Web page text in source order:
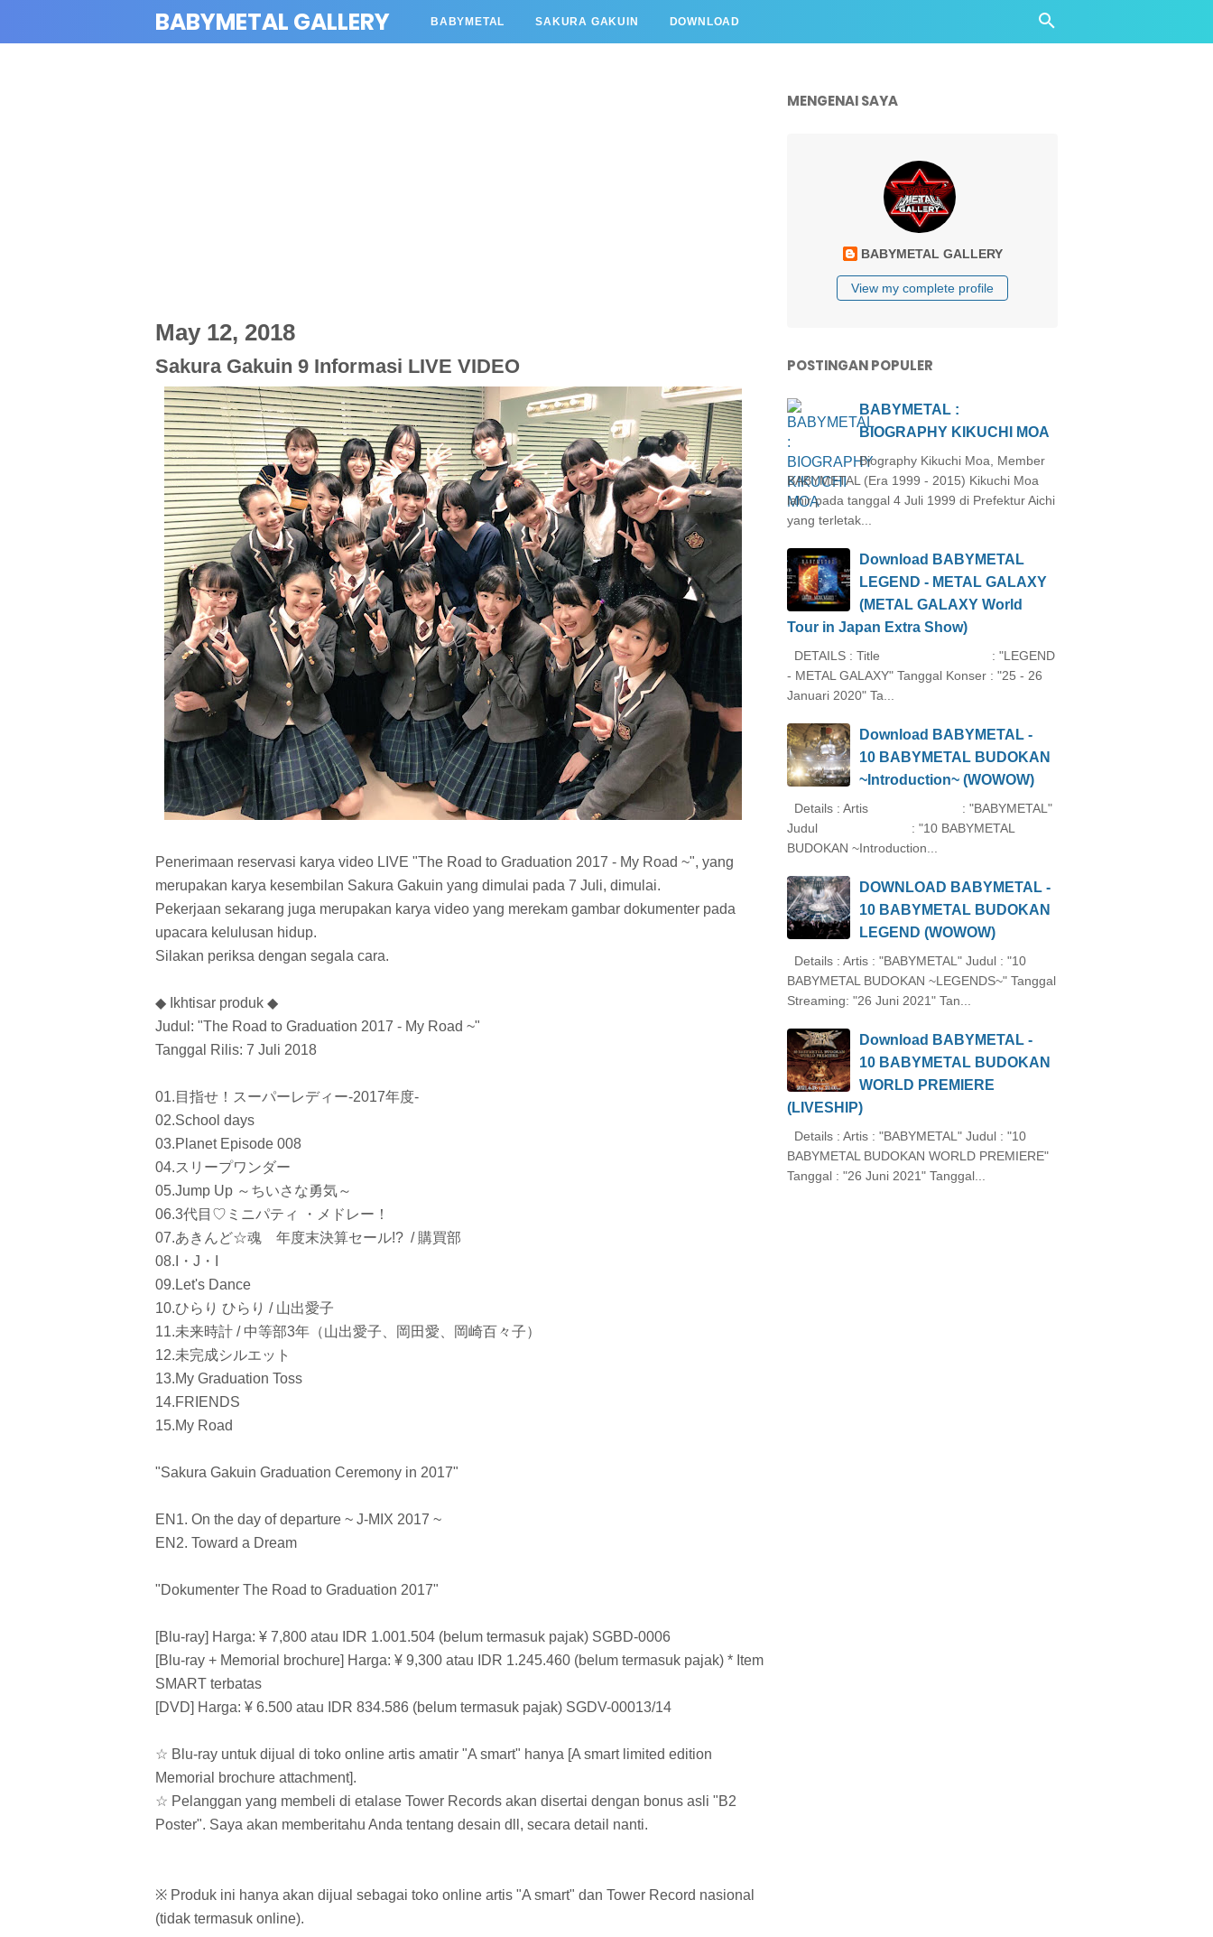
BABYMETAL GALLERY BABYMETAL SAKURA GAKUIN DOWNLOAD
May 12, 2018
Sakura Gakuin 9 Informasi LIVE VIDEO
Penerimaan reservasi karya video LIVE "The Road to Graduation 2017 - My Road ~", yang
merupakan karya kesembilan Sakura Gakuin yang dimulai pada 7 Juli, dimulai.
Pekerjaan sekarang juga merupakan karya video yang merekam gambar dokumenter pada
upacara kelulusan hidup.
Silakan periksa dengan segala cara.
◆ Ikhtisar produk ◆
Judul: "The Road to Graduation 2017 - My Road ~"
Tanggal Rilis: 7 Juli 2018
01.目指せ！スーパーレディー-2017年度-
02.School days
03.Planet Episode 008
04.スリープワンダー
05.Jump Up ～ちいさな勇気～
06.3代目♡ミニパティ ・メドレー！
07.あきんど☆魂 年度末決算セール!? / 購買部
08.I・J・I
09.Let's Dance
10.ひらり ひらり / 山出愛子
11.未来時計 / 中等部3年（山出愛子、岡田愛、岡崎百々子）
12.未完成シルエット
13.My Graduation Toss
14.FRIENDS
15.My Road
"Sakura Gakuin Graduation Ceremony in 2017"
EN1. On the day of departure ~ J-MIX 2017 ~
EN2. Toward a Dream
"Dokumenter The Road to Graduation 2017"
[Blu-ray] Harga: ¥ 7,800 atau IDR 1.001.504 (belum termasuk pajak) SGBD-0006
[Blu-ray + Memorial brochure] Harga: ¥ 9,300 atau IDR 1.245.460 (belum termasuk pajak) * Item
SMART terbatas
[DVD] Harga: ¥ 6.500 atau IDR 834.586 (belum termasuk pajak) SGDV-00013/14
☆ Blu-ray untuk dijual di toko online artis amatir "A smart" hanya [A smart limited edition
Memorial brochure attachment].
☆ Pelanggan yang membeli di etalase Tower Records akan disertai dengan bonus asli "B2
Poster". Saya akan memberitahu Anda tentang desain dll, secara detail nanti.
※ Produk ini hanya akan dijual sebagai toko online artis "A smart" dan Tower Record nasional
(tidak termasuk online).
MENGENAI SAYA
BABYMETAL GALLERY
View my complete profile
POSTINGAN POPULER
BABYMETAL :
BIOGRAPHY KIKUCHI MOA
Biography Kikuchi Moa, Member
BABYMETAL (Era 1999 - 2015) Kikuchi Moa
lahir pada tanggal 4 Juli 1999 di Prefektur Aichi
yang terletak...
Download BABYMETAL
LEGEND - METAL GALAXY
(METAL GALAXY World
Tour in Japan Extra Show)
DETAILS : Title : "LEGEND
- METAL GALAXY" Tanggal Konser : "25 - 26
Januari 2020" Ta...
Download BABYMETAL -
10 BABYMETAL BUDOKAN
~Introduction~ (WOWOW)
Details : Artis : "BABYMETAL"
Judul : "10 BABYMETAL
BUDOKAN ~Introduction...
DOWNLOAD BABYMETAL -
10 BABYMETAL BUDOKAN
LEGEND (WOWOW)
Details : Artis : "BABYMETAL" Judul : "10
BABYMETAL BUDOKAN ~LEGENDS~" Tanggal
Streaming: "26 Juni 2021" Tan...
Download BABYMETAL -
10 BABYMETAL BUDOKAN
WORLD PREMIERE
(LIVESHIP)
Details : Artis : "BABYMETAL" Judul : "10
BABYMETAL BUDOKAN WORLD PREMIERE"
Tanggal : "26 Juni 2021" Tanggal...